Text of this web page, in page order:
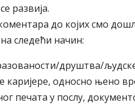
развија.
до којих смо
следећи начин:
друштва/
каријере, односно њено
печата у послу,